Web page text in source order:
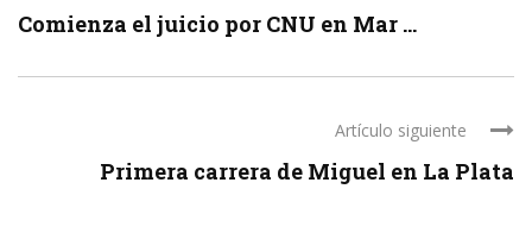
Comienza el juicio por CNU en Mar ...
Artículo siguiente
Primera carrera de Miguel en La Plata